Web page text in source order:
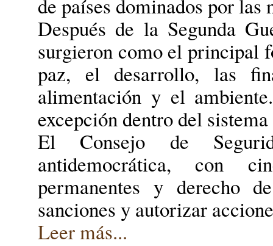
de países dominados por las
Después de la Segunda
surgieron como el principal
paz, el desarrollo, las
alimentación y el
excepción dentro del
El Consejo de
antidemocrática, con
permanentes y derecho
sanciones y autorizar
Leer más...